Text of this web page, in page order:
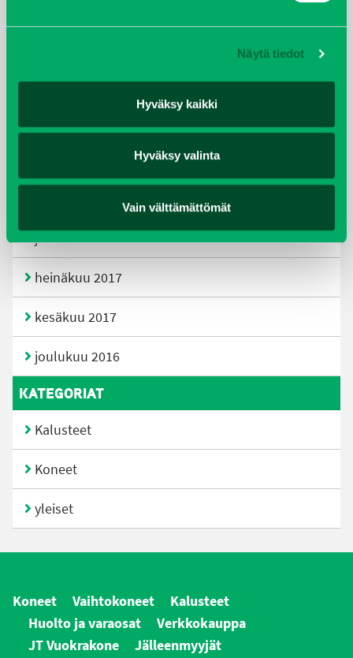
Näytä tiedot
Hyväksy kaikki
Hyväksy valinta
Vain välttämättömät
huhtikuu 2019
tammikuu 2018
joulukuu 2017
heinäkuu 2017
kesäkuu 2017
joulukuu 2016
KATEGORIAT
Kalusteet
Koneet
yleiset
Koneet Vaihtokoneet
Kalusteet
Huolto ja varaosat
Verkkokauppa
JT Vuokrakone
Jälleenmyyjät